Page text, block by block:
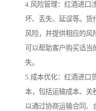
4.风险管理：红酒进口
坏、丢失、延误等。货
风险，并提供相应的风
可以帮助客户购买适当
失。
5.成本优化：红酒进口
本，包括运输成本、关
以通过协商运输合同、